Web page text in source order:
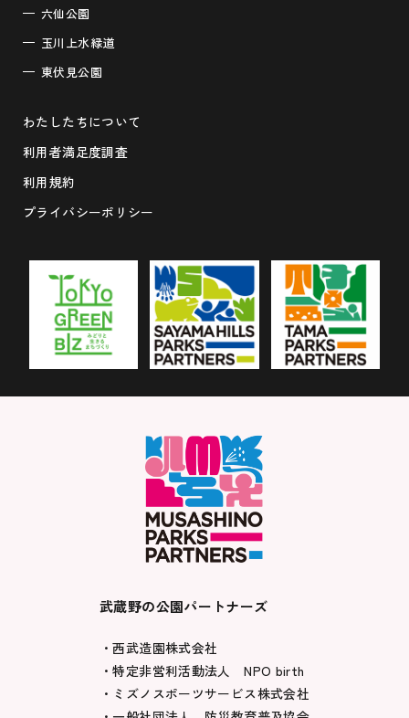
六仙公園
玉川上水緑道
東伏見公園
わたしたちについて
利用者満足度調査
利用規約
プライバシーポリシー
武蔵野の公園パートナーズ
・西武造園株式会社
・特定非営利活動法人 NPO birth
・ミズノスポーツサービス株式会社